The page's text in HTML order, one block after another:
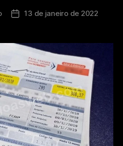
13 de janeiro de 2022